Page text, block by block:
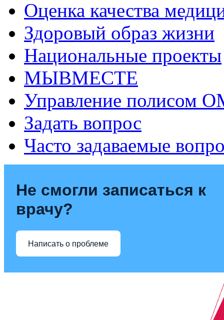
Оценка качества
Здоровый образ жизни
Национальные проекты
МЫВМЕСТЕ
Управление полисом
Задать вопрос
Часто задаваемые
Не смогли записаться к
врачу?
Написать о проблеме